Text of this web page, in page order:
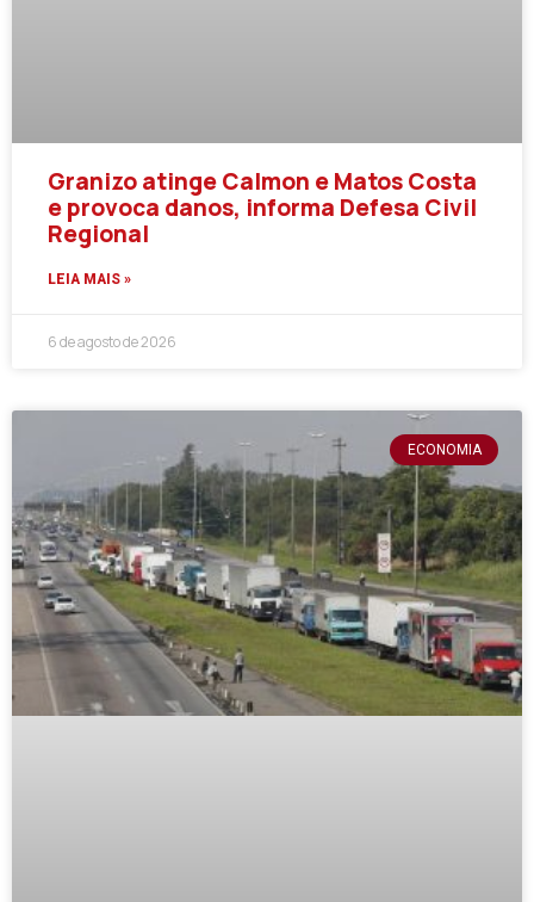
Granizo atinge Calmon e Matos Costa
e provoca danos, informa Defesa Civil
Regional
LEIA MAIS »
6 de agosto de 2026
ECONOMIA